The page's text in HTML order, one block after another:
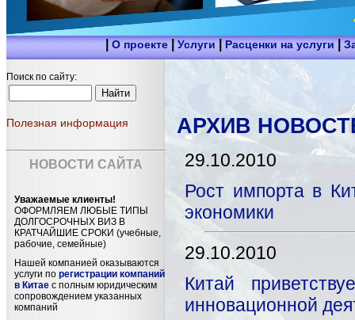
|О проекте|Услуги |Расценки на услуги|
Поиск по сайту:
Полезная информация
НОВОСТИ САЙТА
Уважаемые клиенты!
ОФОРМЛЯЕМ ЛЮБЫЕ ТИПЫ
ДОЛГОСРОЧНЫХ ВИЗ В
КРАТЧАЙШИЕ СРОКИ (учебные,
рабочие, семейные)
Нашей компанией оказываются
услуги по регистрации компаний
в Китае с полным юридическим
сопровождением указанных
компаний
АРХИВ
29.10.2010
Рост импорта в
экономики
29.10.2010
Китай
инновационной